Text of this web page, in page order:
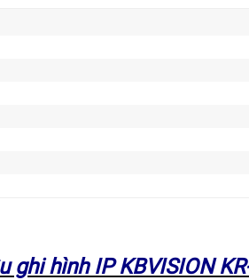
ghi hình IP KBVISION